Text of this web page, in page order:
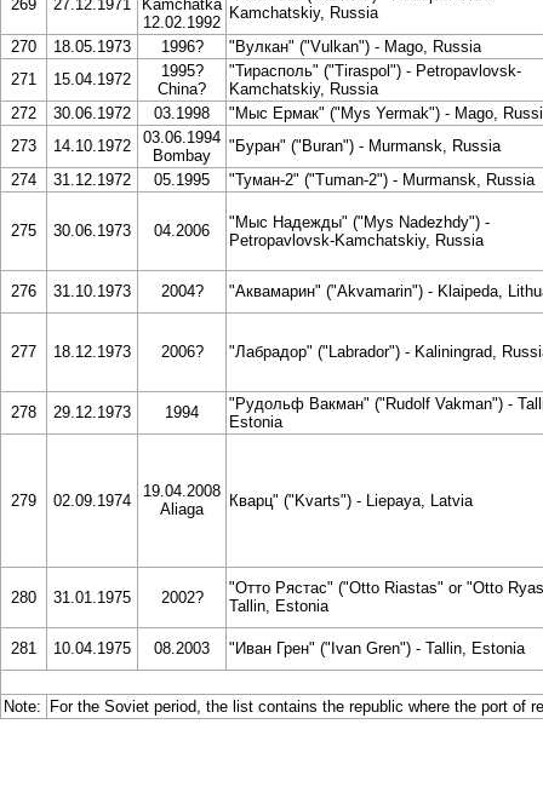
269 27.12.1971
Kamchatka
12.02.1992
Kamchatskiy, Russia
270
18.05.1973 1996?
"Вулкан" ("Vulkan") - Mago, Russia
271
15.04.1972
1995?
China?
"Тирасполь" ("Tiraspol") - Petropavlovsk-
Kamchatskiy, Russia
272
30.06.1972 03.1998
"Мыс Ермак" ("Mys Yermak") - Mago,
273
14.10.1972
03.06.1994
Bombay
"Буран" ("Buran") - Murmansk, Russia
274
31.12.1972 05.1995 "Туман-2" ("Tuman-2") - Murmansk, Russia
275 30.06.1973 04.2006
"Мыс Надежды" ("Mys Nadezhdy") -
Petropavlovsk-Kamchatskiy, Russia
276 31.10.1973 2004? "Аквамарин" ("Akvamarin") - Klaipeda,
277 18.12.1973 2006? "Лабрадор" ("Labrador") - Kaliningrad,
278 29.12.1973 1994
"Рудольф Вакман" ("Rudolf Vakman") -
Estonia
279 02.09.1974
19.04.2008
Aliaga
Кварц" ("Kvarts") - Liepaya, Latvia
280 31.01.1975 2002?
"Отто Рястас" ("Otto Riastas" or "Otto
Tallin, Estonia
281 10.04.1975 08.2003 "Иван Грен" ("Ivan Gren") - Tallin, Estonia
Note: For the Soviet period, the list contains the republic where the port of